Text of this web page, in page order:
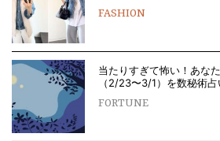
FASHION
当たりすぎて怖い！あな
（2/23〜3/1）を数秘術
FORTUNE